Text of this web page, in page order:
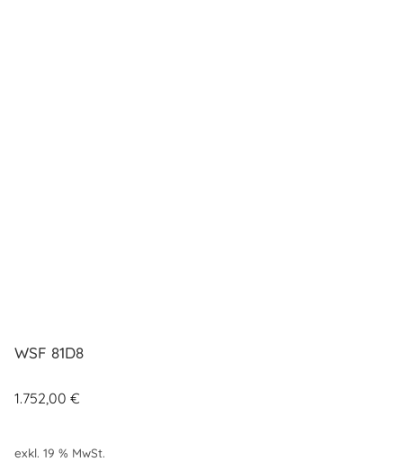
WSF 81D8
1.752,00 €
exkl. 19 % MwSt.